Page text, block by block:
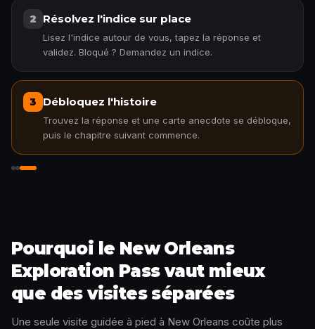
2 Résolvez l'indice sur place
Lisez l'indice autour de vous, tapez la réponse et
validez. Bloqué ? Demandez un indice.
3 Débloquez l'histoire
Trouvez la réponse et une carte anecdote se débloque,
puis le chapitre suivant commence.
Pourquoi le New Orleans
Exploration Pass vaut mieux
que des visites séparées
Une seule visite guidée à pied à New Orleans coûte plus